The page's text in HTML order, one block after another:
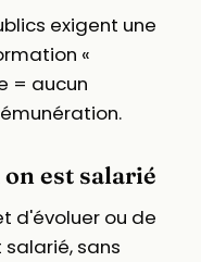
exigent une
«
= aucun
est salarié
d'évoluer ou de
sans